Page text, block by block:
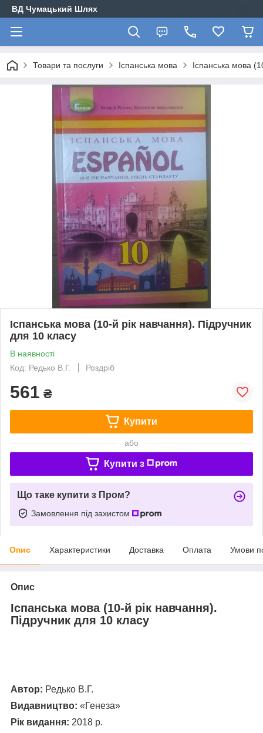
ВД Чумацький Шлях
Товари та послуги Іспанська мова Іспанська мова
Іспанська мова (10-й рік навчання). Підручник
для 10 класу
В наявності
Код: Редько В.Г.
Роздріб
561 ₴
Купити
або
Купити з
Що таке купити з Пром?
Замовлення під захистом
Опис Характеристики Доставка Оплата Умови
Опис
Іспанська мова (10-й рік навчання).
Підручник для 10 класу
Автор: Редько В.Г.
Видавництво: «Генеза»
Рік видання: 2018 р.